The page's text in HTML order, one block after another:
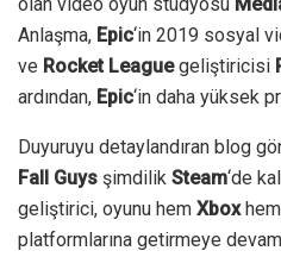
Anlaşma, Epic‘in 2019 sosyal
ve Rocket Leaguegeliştiricisi
ardından, Epic‘in daha yüksek
Duyuruyu detaylandıran blog
Fall Guys şimdilik Steam‘de
geliştirici, oyunu hem Xbox
platformlarına getirmeye